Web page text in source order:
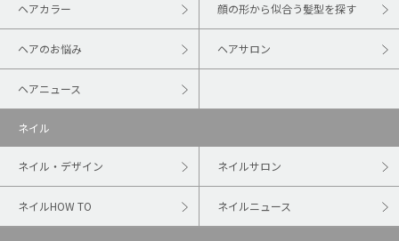
ヘアカラー 顔の形から似合う髪型を探す
ヘアのお悩み ヘアサロン
ヘアニュース
ネイル
ネイル・デザイン ネイルサロン
ネイルHOW TO ネイルニュース